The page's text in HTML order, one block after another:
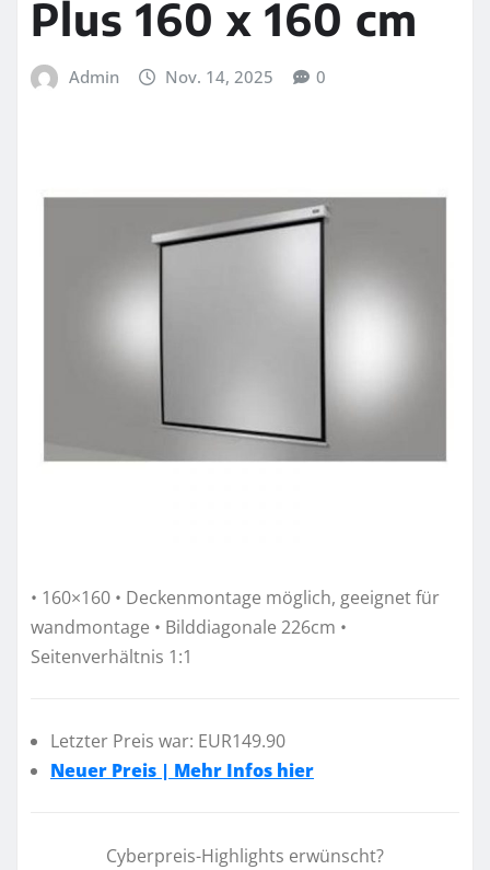
Plus 160 x 160 cm
Admin Nov. 14, 2025 0
• 160×160 • Deckenmontage möglich, geeignet für
wandmontage • Bilddiagonale 226cm •
Seitenverhältnis 1:1
Letzter Preis war: EUR149.90
Neuer Preis | Mehr Infos hier
Cyberpreis-Highlights erwünscht?